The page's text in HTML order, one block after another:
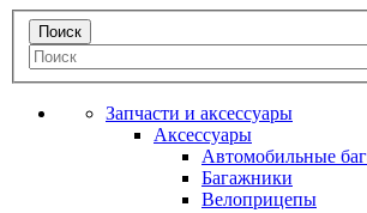
Запчасти и аксессуары
Аксессуары
Автомобильные
Багажники
Велоприцепы